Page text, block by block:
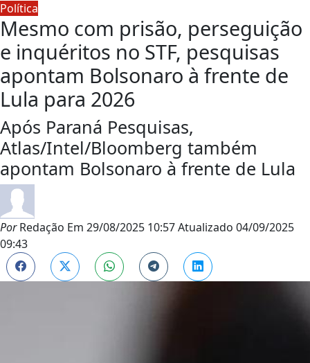
Política
Mesmo com prisão, perseguição
e inquéritos no STF, pesquisas
apontam Bolsonaro à frente de
Lula para 2026
Após Paraná Pesquisas,
Atlas/Intel/Bloomberg também
apontam Bolsonaro à frente de Lula
PorRedação Em 29/08/2025 10:57Atualizado 04/09/2025
09:43